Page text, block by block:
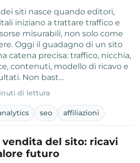
siti nasce quando editori,
iniziano a trattare traffico e
misurabili, non solo come
Oggi il guadagno di un sito
catena precisa: traffico, nicchia,
contenuti, modello di ricavo e
Non bast…
di lettura
seo affiliazioni
del sito: ricavi
futuro